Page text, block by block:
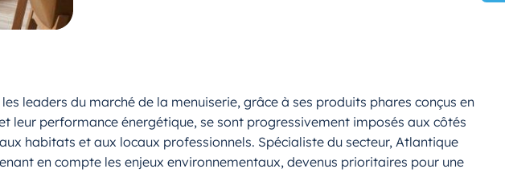
leaders du marché de la menuiserie, grâce à ses produits phares conçus en
leur performance énergétique, se sont progressivement imposés aux côtés
habitats et aux locaux professionnels. Spécialiste du secteur, Atlantique
en compte les enjeux environnementaux, devenus prioritaires pour une